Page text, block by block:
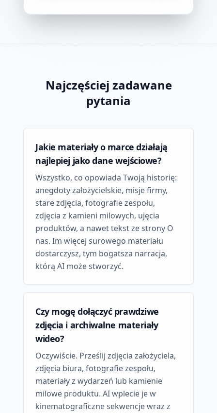
Najczęściej zadawane
pytania
Jakie materiały o marce działają
najlepiej jako dane wejściowe?
Wszystko, co opowiada Twoją historię:
anegdoty założycielskie, misje firmy,
stare zdjęcia, fotografie zespołu,
zdjęcia z kamieni milowych, ujęcia
produktów, a nawet tekst ze strony O
nas. Im więcej surowego materiału
dostarczysz, tym bogatsza narracja,
którą AI może stworzyć.
Czy mogę dołączyć prawdziwe
zdjęcia i archiwalne materiały
wideo?
Oczywiście. Prześlij zdjęcia założyciela,
zdjęcia biura, fotografie zespołu,
materiały z wydarzeń lub kamienie
milowe produktu. AI wplecie je w
kinematograficzne sekwencje wraz z